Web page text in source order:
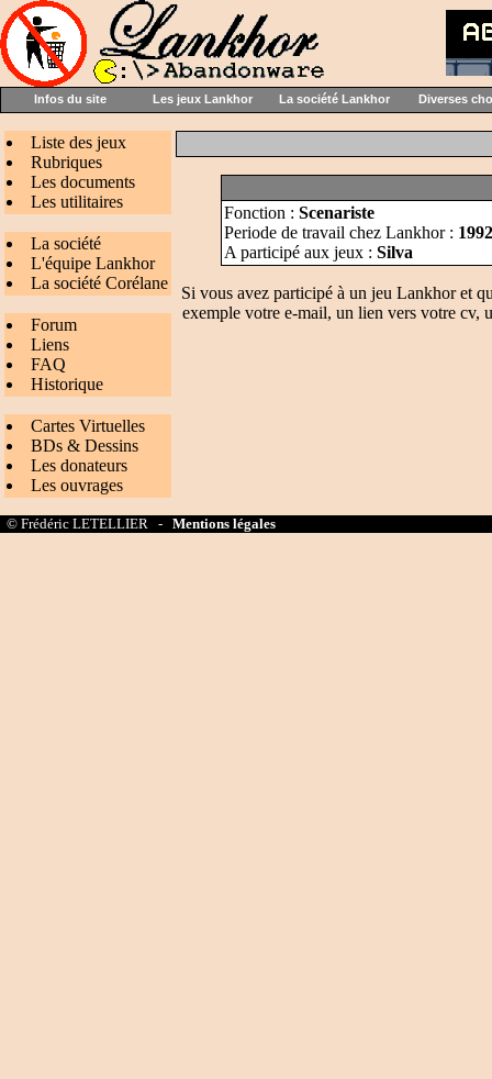
Infos du site Les jeux Lankhor La société Lankhor Diverses
Liste des jeux
Rubriques
Les documents
Les utilitaires
La société
L'équipe Lankhor
La société Corélane
Forum
Liens
FAQ
Historique
Cartes Virtuelles
BDs & Dessins
Les donateurs
Les ouvrages
Fonction : Scenariste
Periode de travail chez Lankhor : 1992
A participé aux jeux : Silva
Si vous avez participé à un jeu Lankhor et
exemple votre e-mail, un lien vers votre cv,
© Frédéric LETELLIER - Mentions légales